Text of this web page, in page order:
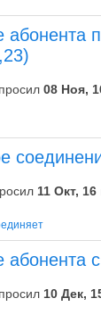
абонента
08 Ноя,
11 Окт, 16
абонента
10 Дек,